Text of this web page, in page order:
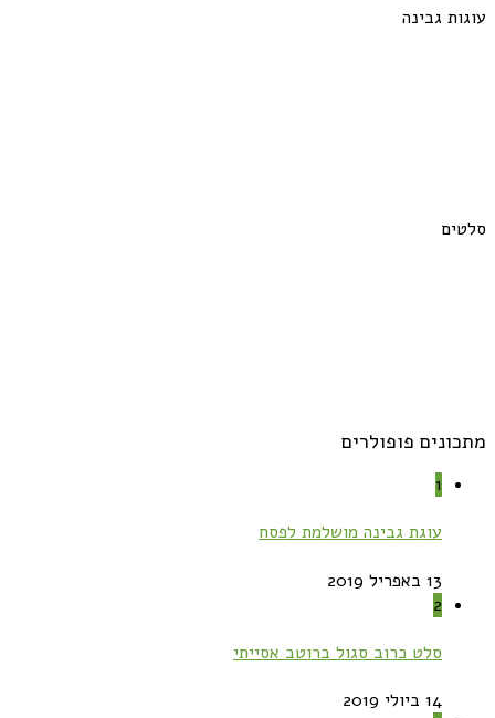
עוגות גבינה
סלטים
מתכונים פופולרים
1
עוגת גבינה מושלמת לפסח
13 באפריל 2019
2
סלט כרוב סגול ברוטב אסייתי
14 ביולי 2019